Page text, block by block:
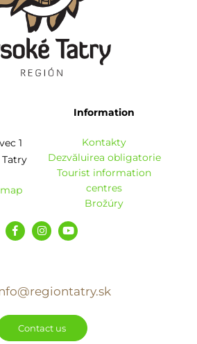
1
Tatry
Information
Kontakty
Dezvăluirea obligatorie
Tourist information
centres
Brožúry
Contact us